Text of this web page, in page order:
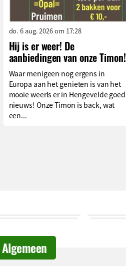
do. 6 aug. 2026 om 17:28
Hij is er weer! De
aanbiedingen van onze Timon!
Waar menigeen nog ergens in
Europa aan het genieten is van het
mooie weerIs er in Hengevelde goed
nieuws! Onze Timon is back, wat
een...